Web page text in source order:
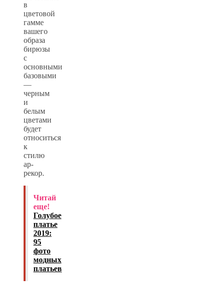
в
цветовой
гамме
вашего
образа
бирюзы
с
основными
базовыми
—
черным
и
белым
цветами
будет
относиться
к
стилю
ар-
рекор.
Читай
еще!
Голубое
платье
2019:
95
фото
модных
платьев